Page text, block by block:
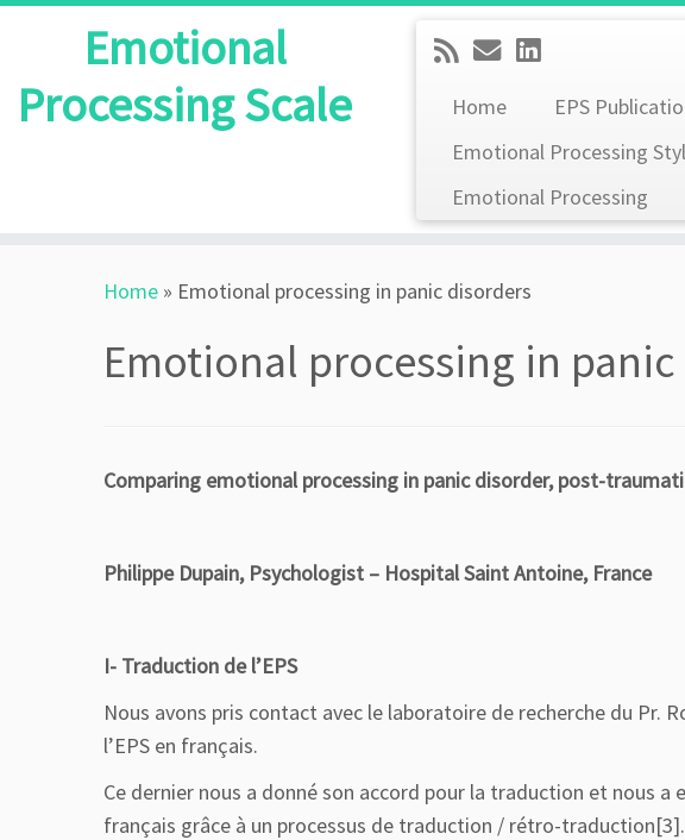
Emotional
Processing Scale
Home EPS
Emotional Processing
Emotional Processing
Home » Emotional processing in panic disorders
Emotional processing in
Comparing emotional processing in panic disorder, post-
Philippe Dupain, Psychologist – Hospital Saint Antoine, France
I- Traduction de l’EPS
Nous avons pris contact avec le laboratoire de recherche du
l’EPS en français.
Ce dernier nous a donné son accord pour la traduction et nous a
français grâce à un processus de traduction / rétro-traduction[3].